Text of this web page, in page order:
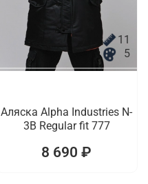
11
5
Аляска Alpha Industries N-
3B Regular fit 777
8 690 ₽